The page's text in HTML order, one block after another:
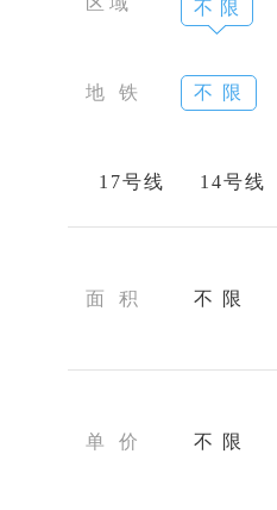
不 限
地 铁 不 限
17号线 14号线
面 积 不 限
单 价 不 限